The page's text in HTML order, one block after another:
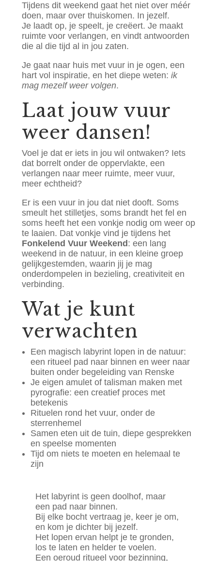
Tijdens dit weekend gaat het niet over méér
doen, maar over thuiskomen. In jezelf.
Je laadt op, je speelt, je creëert. Je maakt
ruimte voor verlangen, en vindt antwoorden
die al die tijd al in jou zaten.
Je gaat naar huis met vuur in je ogen, een
hart vol inspiratie, en het diepe weten: ik
mag mezelf weer volgen.
Laat jouw vuur
weer dansen!
Voel je dat er iets in jou wil ontwaken? Iets
dat borrelt onder de oppervlakte, een
verlangen naar meer ruimte, meer vuur,
meer echtheid?
Er is een vuur in jou dat niet dooft. Soms
smeult het stilletjes, soms brandt het fel en
soms heeft het een vonkje nodig om weer op
te laaien. Dat vonkje vind je tijdens het
Fonkelend Vuur Weekend : een lang
weekend in de natuur, in een kleine groep
gelijkgestemden, waarin jij je mag
onderdompelen in bezieling, creativiteit en
verbinding.
Wat je kunt
verwachten
Een magisch labyrint lopen in de natuur:
een ritueel pad naar binnen en weer naar
buiten onder begeleiding van Renske
Je eigen amulet of talisman maken met
pyrografie: een creatief proces met
betekenis
Rituelen rond het vuur, onder de
sterrenhemel
Samen eten uit de tuin, diepe gesprekken
en speelse momenten
Tijd om niets te moeten en helemaal te
zijn
Het labyrint is geen doolhof, maar
een pad naar binnen.
Bij elke bocht vertraag je, keer je om,
en kom je dichter bij jezelf.
Het lopen ervan helpt je te gronden,
los te laten en helder te voelen.
Een oeroud ritueel voor bezinning,